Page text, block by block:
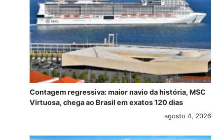
Contagem regressiva: maior navio da história, MSC
Virtuosa, chega ao Brasil em exatos 120 dias
agosto 4, 2026